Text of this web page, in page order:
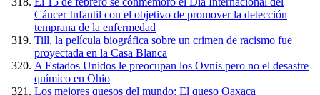
Cáncer Infantil con el objetivo de promover la detección
temprana de la enfermedad
Till, la película biográfica sobre un crimen de racismo fue
proyectada en la Casa Blanca
A Estados Unidos le preocupan los Ovnis pero no el desastre
químico en Ohio
Los mejores quesos del mundo: El queso Oaxaca